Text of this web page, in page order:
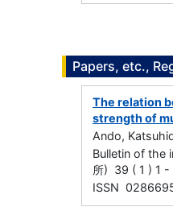
Papers, etc.,
The relation
strength of
Ando,
Bulletin of the
所) 39 ( 1 ) 1
ISSN